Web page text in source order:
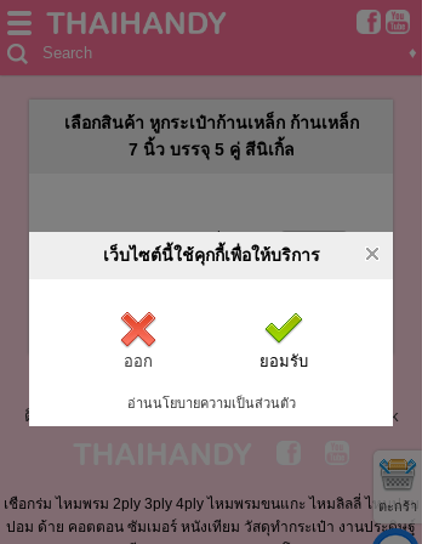
Search ♦
ตะกร้า
เลือกสินค้า หูกระเป๋าก้านเหล็ก ก้านเหล็ก
7 นิ้ว บรรจุ 5 คู่ สีนิเกิ้ล
กรุณาระบุจำนวนสินค้าที่ต้องการ
ติดตาม THAIHANDY บน Website และ Social Network
เชือกร่ม ไหมพรม 2ply 3ply 4ply ไหมพรมขนแกะ ไหมลิลลี่ ไหมปอม
ปอม ด้าย คอตตอน ซัมเมอร์ หนังเทียม วัสดุทำกระเป๋า งานประดิษฐ์
เว็บไซต์นี้ใช้คุกกี้เพื่อให้บริการ
ออก ยอมรับ
อ่านนโยบายความเป็นส่วนตัว